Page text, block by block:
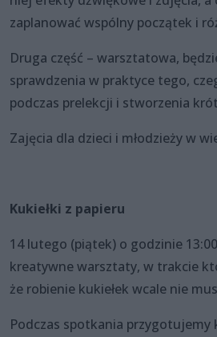
zaplanować wspólny początek i
Druga część – warsztatowa,
sprawdzenia w praktyce tego,
podczas prelekcji i stworzenia
Zajęcia dla dzieci i młodzieży w
Kukiełki z papieru
14 lutego (piątek) o godzinie
kreatywne warsztaty, w trakcie
że robienie kukiełek wcale nie
Podczas spotkania przygotujemy